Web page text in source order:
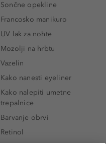
Sončne opekline
Francosko manikuro
UV lak za nohte
Mozolji na hrbtu
Vazelin
Kako nanesti eyeliner
Kako nalepiti umetne
trepalnice
Barvanje obrvi
Retinol